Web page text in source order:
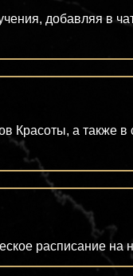
добавляя в
Красоты, а также
расписание на